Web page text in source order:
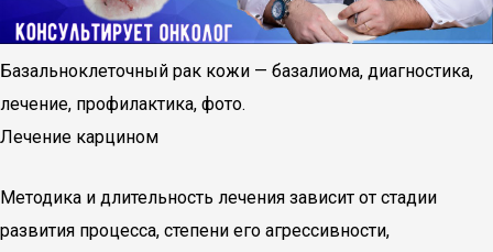
Базальноклеточный рак кожи — базалиома, диагностика,
лечение, профилактика, фото.
Лечение карцином
Методика и длительность лечения зависит от стадии
развития процесса, степени его агрессивности,